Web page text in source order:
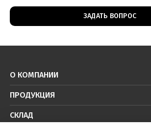
ЗАДАТЬ ВОПРОС
О КОМПАНИИ
ПРОДУКЦИЯ
СКЛАД